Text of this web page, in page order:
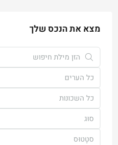
מצא את הנכס שלך
כל הערים
כל השכונות
סוּג
סטָטוּס